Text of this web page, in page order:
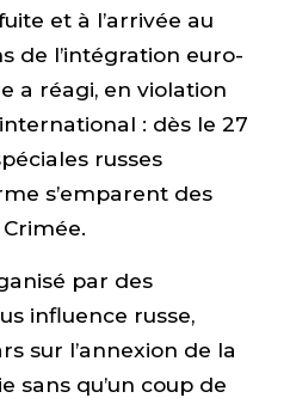
et à l’arrivée au
de l’intégration euro-
a réagi, en violation
: dès le 27
russes
s’emparent des
par des
influence russe,
sur l’annexion de la
sans qu’un coup de